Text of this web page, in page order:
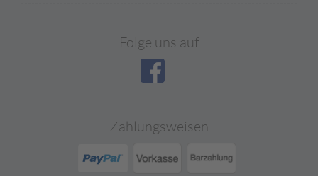
Folge uns auf
Zahlungsweisen